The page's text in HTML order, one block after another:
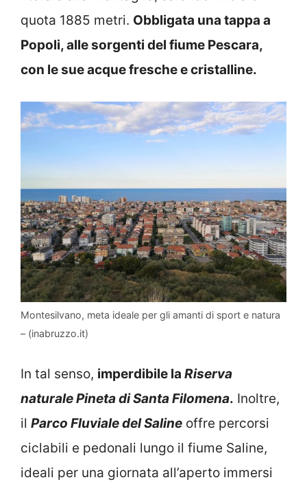
quota 1885 metri. Obbligata una tappa a
Popoli, alle sorgenti del fiume Pescara,
con le sue acque fresche e cristalline.
Montesilvano, meta ideale per gli amanti di sport e natura
– (inabruzzo.it)
In tal senso, imperdibile la Riserva
naturale Pineta di Santa Filomena. Inoltre,
il Parco Fluviale del Saline offre percorsi
ciclabili e pedonali lungo il fiume Saline,
ideali per una giornata all’aperto immersi